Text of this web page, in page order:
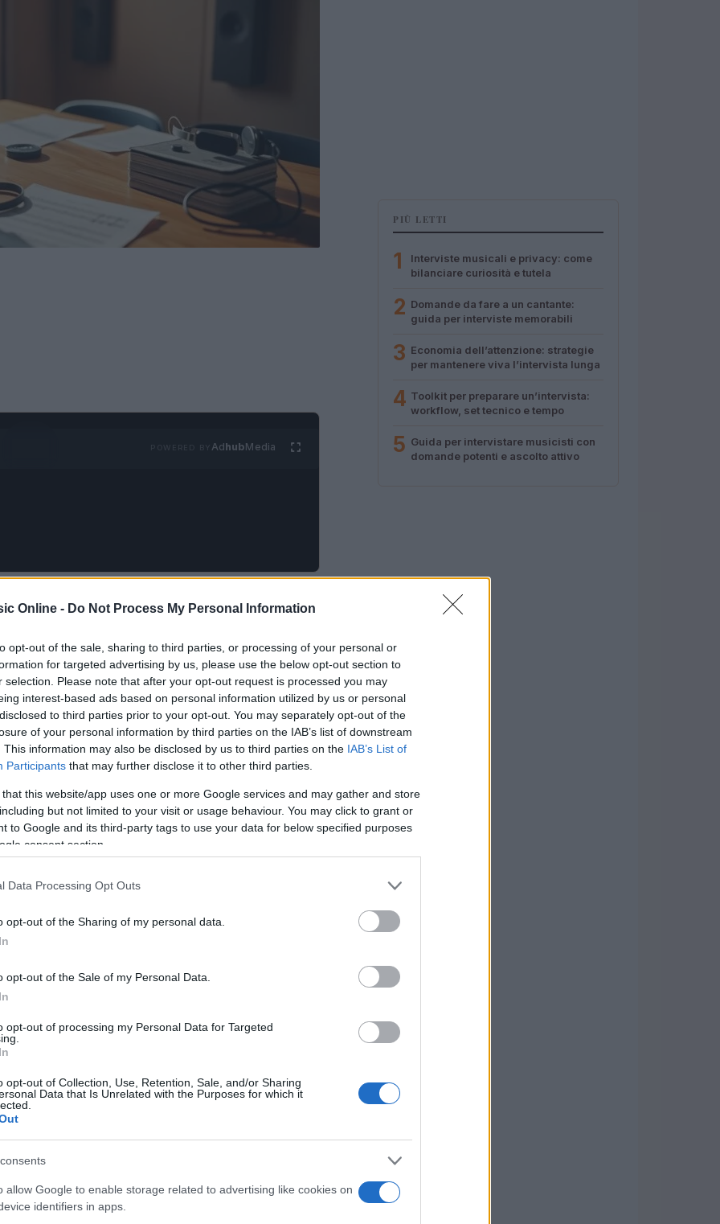
Online - Do Not Process My Personal Information
opt-out of the sale, sharing to third parties, or processing of your personal or
for targeted advertising by us, please use the below opt-out section to
selection. Please note that after your opt-out request is processed you may
interest-based ads based on personal information utilized by us or personal
to third parties prior to your opt-out. You may separately opt-out of the
of your personal information by third parties on the IAB’s list of downstream
This information may also be disclosed by us to third parties on the IAB’s List of
Participants that may further disclose it to other third parties.
that this website/app uses one or more Google services and may gather and store
but not limited to your visit or usage behaviour. You may click to grant or
to Google and its third-party tags to use your data for below specified purposes
consent section.
Data Processing Opt Outs
opt-out of the Sharing of my personal data.
opt-out of the Sale of my Personal Data.
opt-out of processing my Personal Data for Targeted
opt-out of Collection, Use, Retention, Sale, and/or Sharing
Data that Is Unrelated with the Purposes for which it
allow Google to enable storage related to advertising like cookies on
identifiers in apps.
AdhubMedia
la voce suona vera e la musica non copre, ma
metodo, ascolto e cura dei dettagli. Dalla
è una sequenza di decisioni che
dei brani. Qui si mette a fuoco come far
sensazionalismo, costruendo un’esperienza
low-cost. Il valore sta nel design del tempo:
sonori che danno contesto. Accanto alla
per citare musica in sicurezza. Una
lasciando spazio alla narrazione. L’obiettivo
fiducia con ospiti e ascoltatori, fondato su
tra20 e 40 minutitendono a registrare i
progettare scalette che sostengano quel arco
PIÙ LETTI
1
Interviste musicali e privacy: come
bilanciare curiosità e tutela
2 Domande da fare a un cantante:
guida per interviste memorabili
3 Economia dell’attenzione: strategie
per mantenere viva l’intervista lunga
4 Toolkit per preparare un’intervista:
workflow, set tecnico e tempo
5 Guida per intervistare musicisti con
domande potenti e ascolto attivo